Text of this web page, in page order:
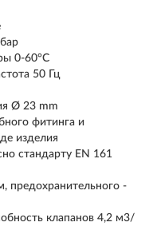
0-60°С
50 Гц
Ø 23 mm
фитинга и
изделия
стандарту EN 161
предохранительного -
клапанов 4,2 м3/